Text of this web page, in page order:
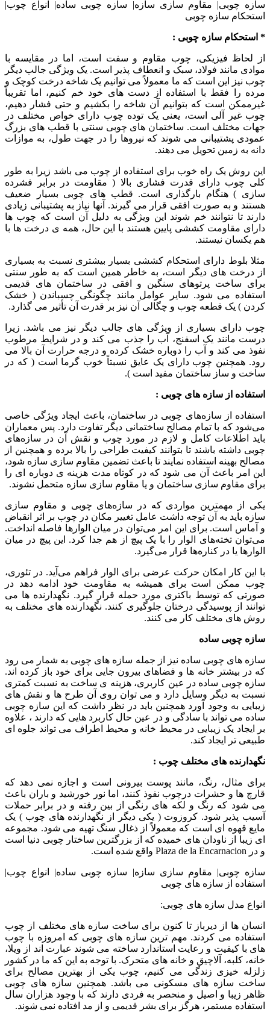
سازه چوبی| مقاوم سازی سازه| سازه چوبی ساده| انواع چوب|
استحکام سازه چوبی
* استحکام سازه چوبی :
از لحاظ فیزیکی، چوب مقاوم و سفت است، اما در مقایسه با
موادی مانند فولاد، سبک و انعطاف پذیر است. یک ویژگی جالب دیگر
چوب نیز این است که ما معمولاً می توانیم یک شاخه درخت کوچک و
مرده را فقط با استفاده از دست های خود خم کنیم، اما تقریباً
غیرممکن است که بتوانیم آن شاخه را بکشیم و حتی فشار دهیم،
چوب غیر آلی است، یعنی یک توده چوب دارای خواص مختلف در
جهات مختلف است. ساختمان های چوبی سنتی با قطب های بزرگ
عمودی پشتیبانی می شوند که نیروها را در جهت طول، به موازات
دانه به زمین تحویل می دهند.
این روش یک راه خوب برای استفاده از چوب می باشد زیرا به طور
کلی چوب دارای قدرت فشاری بالا ( مقاومت در برابر فشرده
سازی ) هنگام بارگذاری است. قطب های چوبی بسیار ضعیف
هستند و به صورت افقی قرار می گیرند. آنها نیاز به پشتیبانی زیادی
دارند تا نتوانند خم شوند این ویژگی به دلیل آن است که چوب ها
دارای مقاومت کششی پایین هستند با این حال، همه ی درخت ها با
هم یکسان نیستند.
مثلا بلوط دارای استحکام کششی بسیار بیشتری نسبت به بسیاری
از درخت های دیگر است، به خاطر همین است که به طور سنتی
برای ساخت پرتوهای سنگین و افقی در ساختمان های قدیمی
استفاده می شود. سایر عوامل مانند چگونگی چسباندن ( خشک
کردن ) یک قطعه چوب و چگالی آن نیز بر قدرت آن تأثیر می گذارد.
چوب دارای بسیاری از ویژگی های جالب دیگر نیز می باشد. زیرا
درست مانند یک اسفنج، آب را جذب می کند و در شرایط مرطوب
نفوذ می کند و آب را دوباره خشک کرده و درجه حرارت آن بالا می
رود. همچنین چوب دارای یک عایق نسبتاً خوب گرما است ( که در
ساخت و ساز ساختمان مفید است ).
استفاده از سازه های چوبی :
استفاده از سازه‌های چوبی در ساختمان، باعث ایجاد ویژگی خاصی
می‌شود که با تمام مصالح ساختمانی دیگر تفاوت دارد. پس معماران
باید اطلاعات کامل و لازم در مورد چوب و نقش آن در سازه‌های
چوبی داشته باشند تا بتوانند کیفیت طراحی را بالا ‌برده و همچنین از
مصالح بهینه استفاده نمایند تا باعث تضمین مقاوم سازی سازه شود،
این امر باعث آن می شود که در کوتاه مدت هزینه ی دوباره ای را
برای مقاوم سازی ساختمان و یا مقاوم سازی سازه متحمل نشوند.
یکی از مهمترین مواردی که در سازه‌های چوبی و مقاوم سازی
سازه باید به آن توجه داشت عامل تغییر مکان در چوب بر اثر انقباض
و آماس است. برای این امر می‌توان در میان الوارها فاصله انداخت.
می‌توان تخته‌های الوار را با یک پیچ از هم جدا کرد. این پیچ در میان
الوارها یا در کناره‌ها قرار می‌گیرد.
با این کار امکان حرکت عرضی برای الوار فراهم می‌آید. در تئوری،
چوب ممکن است برای همیشه به مقاومت خود ادامه دهد در
صورتی که توسط باکتری مورد حمله قرار گیرد. نگهدارنده ها می
توانند از پوسیدگی درختان جلوگیری کنند. نگهدارنده های مختلف به
روش های مختلف کار می کنند.
سازه چوبی ساده
سازه های چوبی ساده نیز از جمله سازه های چوبی به شمار می رود
که در بیشتر خانه ها و فضاهای بیرون جایی برای خود باز کرده اند.
سازه چوبی ساده در عین کاربری، هزینه ی ساخت به نسبت کمتری
نسبت به دیگر وسایل دارد و می توان روی آن طرح ها و نقش های
زیبایی به وجود آورد همچنین باید در نظر داشت که این سازه چوبی
ساده می تواند با سادگی و در عین حال کاربرد هایی که دارند ، علاوه
بر ایجاد یک زیبایی در محیط خانه و محیط اطراف می تواند جلوه ای
طبیعی تر ایجاد کند.
نگهدارنده های مختلف چوب :
برای مثال، رنگ، مانند پوست بیرونی است و اجازه نمی دهد که
قارچ ها و حشرات درچوب نفوذ کنند، اما نور خورشید و باران باعث
می شود که رنگ و لکه های رنگی از بین رفته و در برابر حملات
آسیب پذیر شود. کروزوت ( یکی دیگر از نگهدارنده های چوب ) یک
مایع قهوه ای است که معمولاً از ذغال سنگ تهیه می شود. مجموعه
ای زیبا از ناودان های خمیده که از بزرگترین ساختار چوبی دنیا است
و در Plaza de la Encarnacion واقع شده است.
سازه چوبی| مقاوم سازی سازه| سازه چوبی ساده| انواع چوب|
استفاده از سازه های چوبی
انواع مدل سازه های چوبی:
انسان ها از دیرباز تا کنون برای ساخت سازه های مختلف از چوب
استفاده می کردند. مهم ترین سازه های چوبی که امروزه با چوب
های با کیفیت و رعایت استاندارد ساخته می شوند عبارت اند از ویلا،
خانه، کلبه، آلاچیق و خانه های متحرک. با توجه به این که ما در کشور
زلزله خیزی زندگی می کنیم، چوب ‌یکی از بهترین مصالح برای
ساخت سازه های مسکونی می باشد. همچنین سازه های چوبی
ظاهر زیبا و اصیل و منحصر به فردی دارند که با وجود هزاران سال
استفاده مستمر، هرگز برای بشر قدیمی و از مد افتاده نمی شوند.